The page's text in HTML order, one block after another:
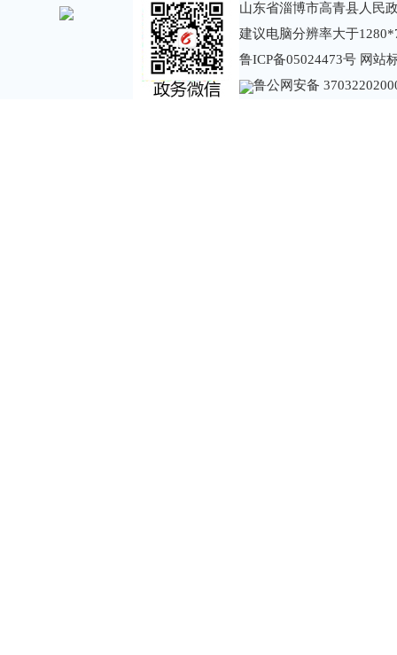
山东省淄博市高青县人民
建议电脑分辨率大于
鲁ICP备05024473号 网站
鲁公网安备